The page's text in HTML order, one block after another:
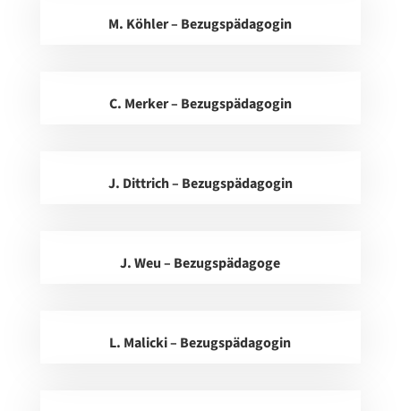
M. Köhler – Bezugspädagogin
C. Merker – Bezugspädagogin
J. Dittrich – Bezugspädagogin
J. Weu – Bezugspädagoge
L. Malicki – Bezugspädagogin